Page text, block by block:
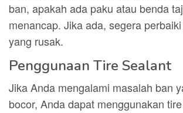
ban, apakah ada paku atau benda
menancap. Jika ada, segera
yang rusak.
Penggunaan Tire Sealant
Jika Anda mengalami masalah ban
bocor, Anda dapat menggunakan